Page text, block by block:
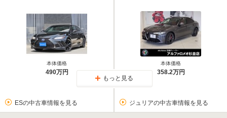
本体価格
490万円
本体価格
358.2万円
もっと見る
ESの中古車情報を見る ジュリアの中古車情報を見る